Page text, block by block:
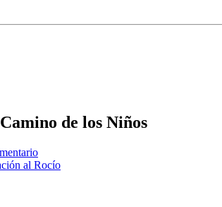
de los Niños
al Rocío